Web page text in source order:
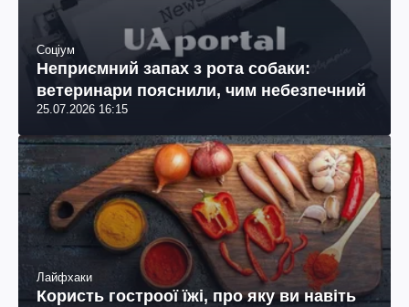
Соціум
Неприємний запах з рота собаки:
ветеринари пояснили, чим небезпечний
25.07.2026 16:15
Лайфхаки
Користь гостроої їжі, про яку ви навіть